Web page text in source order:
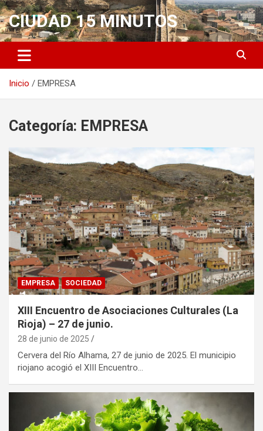
Saltar
al
contenido
CIUDAD 15 MINUTOS
Inicio EMPRESA
Categoría: EMPRESA
EMPRESA SOCIEDAD
XIII Encuentro de Asociaciones Culturales (La
Rioja) – 27 de junio.
28 de junio de 2025
Cervera del Río Alhama, 27 de junio de 2025. El municipio
riojano acogió el XIII Encuentro…